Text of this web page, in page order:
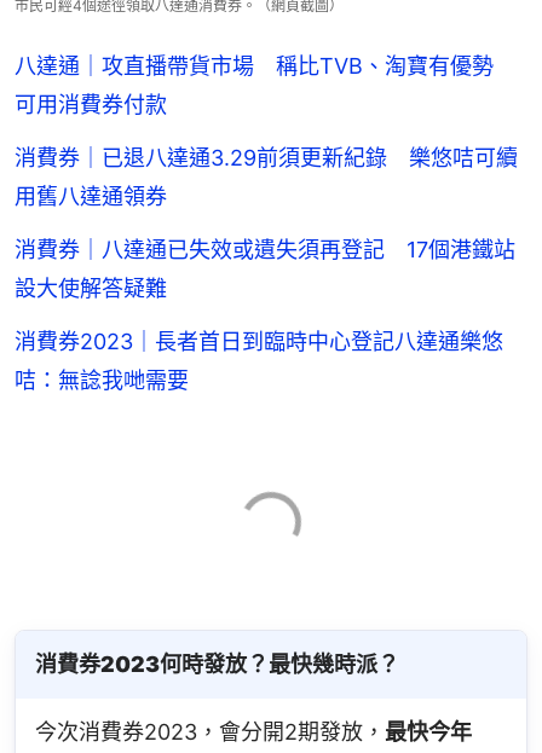
市民可經4個途徑領取八達通消費券。（網頁截圖）
八達通｜攻直播帶貨市場 稱比TVB、淘寶有優勢
可用消費券付款
消費券｜已退八達通3.29前須更新紀錄 樂悠咭可續
用舊八達通領券
消費券｜八達通已失效或遺失須再登記 17個港鐵站
設大使解答疑難
消費券2023｜長者首日到臨時中心登記八達通樂悠
咭：無諗我哋需要
消費券2023何時發放？最快幾時派？
今次消費券2023，會分開2期發放， 最快今年